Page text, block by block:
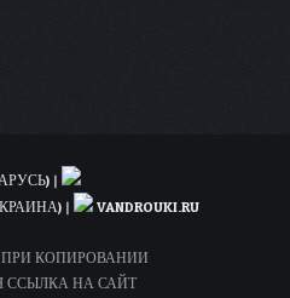
|
|
VANDROUKI.RU
ПРИ КОПИРОВАНИИ
ССЫЛКА НА САЙТ